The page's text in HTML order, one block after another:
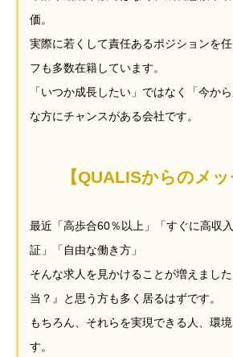
価。
実際に若くして責任あるポジションを
フも多数在籍しています。
「いつか成長したい」ではなく「今か
な方にチャンスがある会社です。
【QUALISからのメッ
最近「高歩合60％以上」「すぐに高収
証」「自由な働き方」
そんな求人を見かけることが増えまし
当？』と思う方も多く居るはずです。
もちろん、それらを実現できる人、環
す。